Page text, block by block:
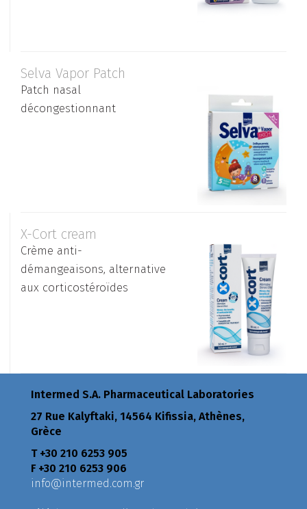
Selva Vapor Patch
Patch nasal
décongestionnant
X-Cort cream
Crème anti-
démangeaisons, alternative
aux corticostéroïdes
Intermed S.A. Pharmaceutical Laboratories
27 Rue Kalyftaki, 14564 Kifissia, Athènes,
Grèce
Τ +30 210 6253 905
F +30 210 6253 906
info@intermed.com.gr